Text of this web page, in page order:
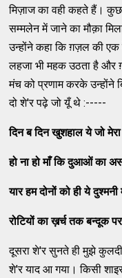
मिज़ाज का वही कहते हैं। कुछ
सम्मलेन में जाने का मौक़ा
उन्होंने कहा कि ग़ज़ल की
लहजा भी महक उठता है और
मंच को प्रणाम करके उन्होंने
दो शे'र पढ़े जो यूँ थे :-----
दिन ब दिन खुशहाल ये जो मेरा
हो ना हो माँ कि दुआओं का
यार हम दोनों को ही ये दुश्मनी
रोटियों का ख़र्च तक बन्दूक पर
दूसरा शे'र सुनते ही मुझे
शे'र याद आ गया। किसी